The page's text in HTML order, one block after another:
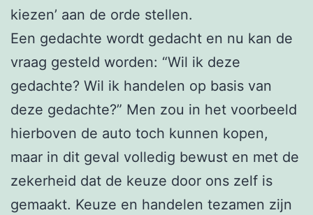
kiezen’ aan de orde stellen.
Een gedachte wordt gedacht en nu kan de
vraag gesteld worden: “Wil ik deze
gedachte? Wil ik handelen op basis van
deze gedachte?” Men zou in het voorbeeld
hierboven de auto toch kunnen kopen,
maar in dit geval volledig bewust en met de
zekerheid dat de keuze door ons zelf is
gemaakt. Keuze en handelen tezamen zijn